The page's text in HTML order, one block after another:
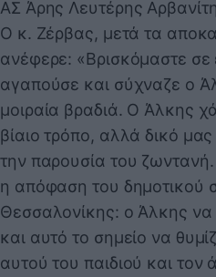
ΑΣ Άρης Λευτέρης
Ο κ. Ζέρβας, μετά τα
ανέφερε: «Βρισκόμαστε σε
αγαπούσε και σύχναζε ο
μοιραία βραδιά. Ο Άλκης
βίαιο τρόπο, αλλά δικό
την παρουσία του
η απόφαση του δημοτικού
Θεσσαλονίκης: ο Άλκης να
και αυτό το σημείο να
αυτού του παιδιού και τον